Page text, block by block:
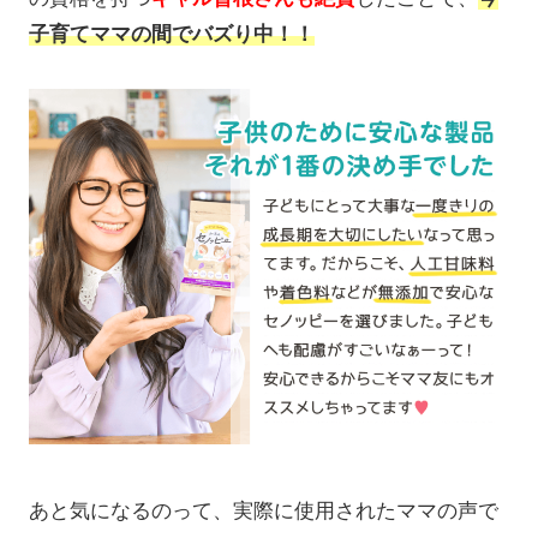
子育てママの間でバズり中！！
あと気になるのって、実際に使用されたママの声で